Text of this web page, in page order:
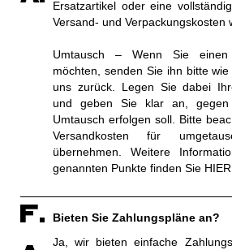
Ersatzartikel oder eine
Versand- und Verpackungskosten
Umtausch – Wenn Sie einen
möchten, senden Sie ihn bitte
uns zurück. Legen Sie dabei
und geben Sie klar an, gegen
Umtausch erfolgen soll. Bitte
Versandkosten für
übernehmen. Weitere
genannten Punkte finden Sie HIER.
Bieten Sie Zahlungspläne an?
Ja, wir bieten einfache